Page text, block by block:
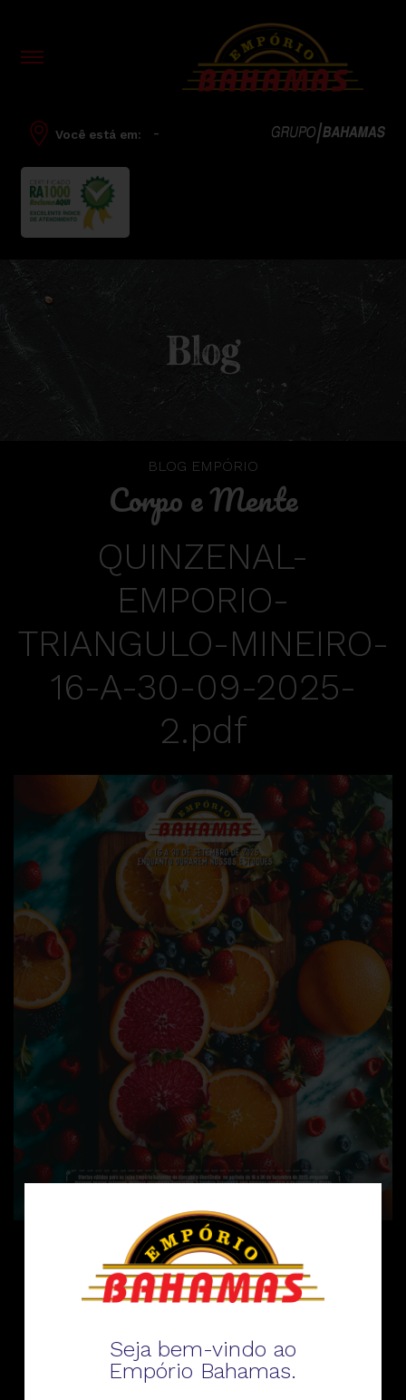
Você está em: -
Blog
BLOG EMPÓRIO
Corpo e Mente
QUINZENAL-
EMPORIO-
TRIANGULO-MINEIRO-
16-A-30-09-2025-
2.pdf
Fale conosco
Seja bem-vindo ao
Empório Bahamas.